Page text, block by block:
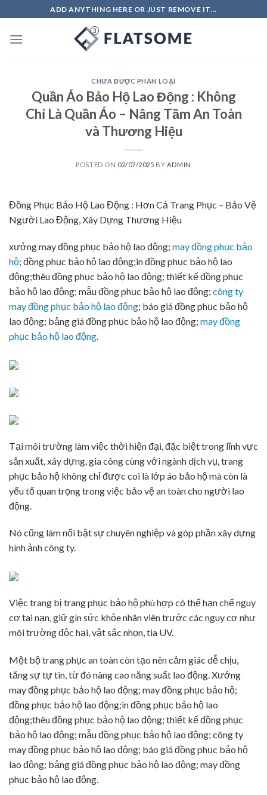
to
content
ADD ANYTHING HERE OR JUST REMOVE IT...
CHƯA ĐƯỢC PHÂN LOẠI
Quần Áo Bảo Hộ Lao Động : Không
Chỉ Là Quần Áo – Nâng Tầm An Toàn
và Thương Hiệu
POSTED ON 02/07/2025 BY ADMIN
Đồng Phục Bảo Hộ Lao Động : Hơn Cả Trang Phục – Bảo Vệ
Người Lao Động, Xây Dựng Thương Hiệu
xưởng may đồng phục bảo hộ lao động; may đồng phục bảo
hộ; đồng phục bảo hộ lao động;in đồng phục bảo hộ lao
động;thêu đồng phục bảo hộ lao động; thiết kế đồng phục
bảo hộ lao động; mẫu đồng phục bảo hộ lao động; công ty
may đồng phục bảo hộ lao động; báo giá đồng phục bảo hộ
lao động; bảng giá đồng phục bảo hộ lao động; may đồng
phục bảo hộ lao động.
Tại môi trường làm việc thời hiện đại, đặc biệt trong lĩnh vực
sản xuất, xây dựng, gia công cùng với ngành dịch vụ, trang
phục bảo hộ không chỉ được coi là lớp áo bảo hộ mà còn là
yếu tố quan trọng trong việc bảo vệ an toàn cho người lao
động.
Nó cũng làm nổi bật sự chuyên nghiệp và góp phần xây dựng
hình ảnh công ty.
Việc trang bị trang phục bảo hộ phù hợp có thể hạn chế nguy
cơ tai nạn, giữ gìn sức khỏe nhân viên trước các nguy cơ như
môi trường độc hại, vật sắc nhọn, tia UV.
Một bộ trang phục an toàn còn tạo nên cảm giác dễ chịu,
tăng sự tự tin, từ đó nâng cao năng suất lao động. Xưởng
may đồng phục bảo hộ lao động; may đồng phục bảo hộ;
đồng phục bảo hộ lao động;in đồng phục bảo hộ lao
động;thêu đồng phục bảo hộ lao động; thiết kế đồng phục
bảo hộ lao động; mẫu đồng phục bảo hộ lao động; công ty
may đồng phục bảo hộ lao động; báo giá đồng phục bảo hộ
lao động; bảng giá đồng phục bảo hộ lao động; may đồng
phục bảo hộ lao động.